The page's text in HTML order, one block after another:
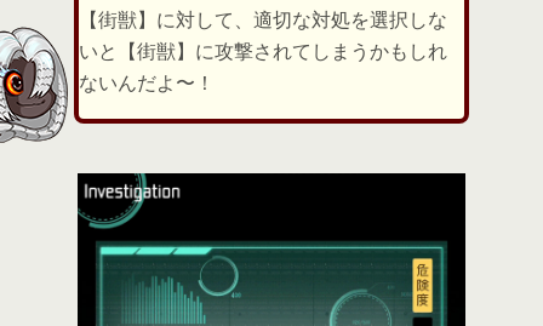
【街獣】に対して、適切な対処を選択しな
いと【街獣】に攻撃されてしまうかもしれ
ないんだよ〜！